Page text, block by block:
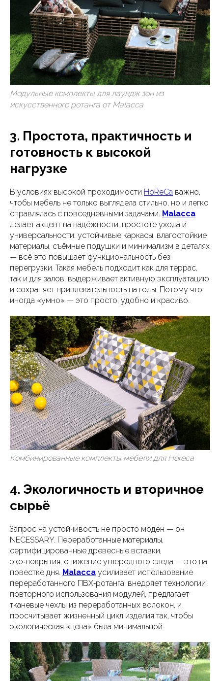
Модульные комплекты для лаундж зон из
искусственного ротанга от Malacca
3. Простота, практичность и
готовность к высокой
нагрузке
В условиях высокой проходимости HoReCa важно,
чтобы мебель не только выглядела стильно, но и легко
справлялась с повседневными задачами. Malacca
делает акцент на надёжности, простоте ухода и
универсальности: устойчивые каркасы, влагостойкие
материалы, съёмные подушки и минимализм в деталях
— всё это повышает функциональность без
перегрузки. Такая мебель подходит как для террас,
так и для залов, выдерживает активную эксплуатацию
и сохраняет привлекательность на годы. Потому что
иногда «умно» — это просто, удобно и красиво.
Комбинированные комплекты мебели для Horeca
4. Экологичность и вторичное
сырьё
Запрос на устойчивость не просто моден — он
NECESSARY. Переработанные материалы,
сертифицированные древесные вставки,
эко‑покрытия, снижение углеродного следа — это на
повестке дня. Malacca усиливает использование
переработанного ПВХ‑ротанга, внедряет технологии
повторного использования модулей, предлагает
тканевые чехлы из переработанных волокон, и
просчитывает жизненный цикл изделия так, чтобы
экологическая «цена» была минимальной.